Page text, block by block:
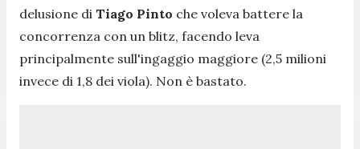
delusione di Tiago Pinto che voleva battere la
concorrenza con un blitz, facendo leva
principalmente sull'ingaggio maggiore (2,5 milioni
invece di 1,8 dei viola). Non è bastato.